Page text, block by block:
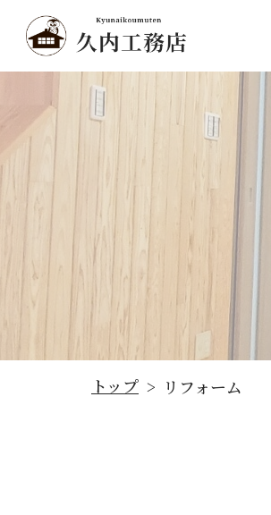
トップ > リフォーム